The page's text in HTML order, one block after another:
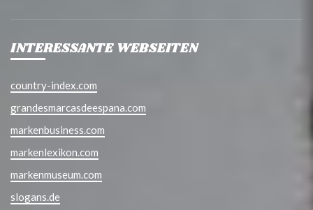
INTERESSANTE WEBSEITEN
country-index.com
grandesmarcasdeespana.com
markenbusiness.com
markenlexikon.com
markenmuseum.com
slogans.de